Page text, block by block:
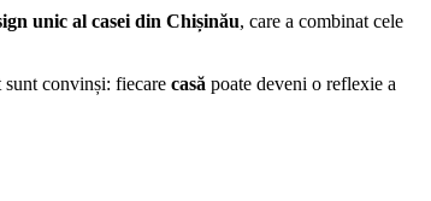
unic al casei din Chișinău, care a combinat cele
sunt convinși: fiecare casă poate deveni o reflexie a